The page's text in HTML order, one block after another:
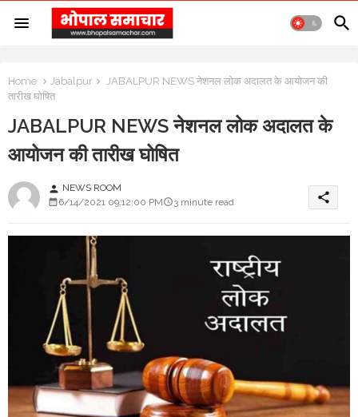
Home Jabalpur
JABALPUR NEWS नेशनल लोक अदालत के आयोजन की
तारीख घोषित
JABALPUR NEWS नेशनल लोक अदालत के
आयोजन की तारीख घोषित
person NEWS ROOM
6/14/2021 09:12:00 PM
3 minute read share